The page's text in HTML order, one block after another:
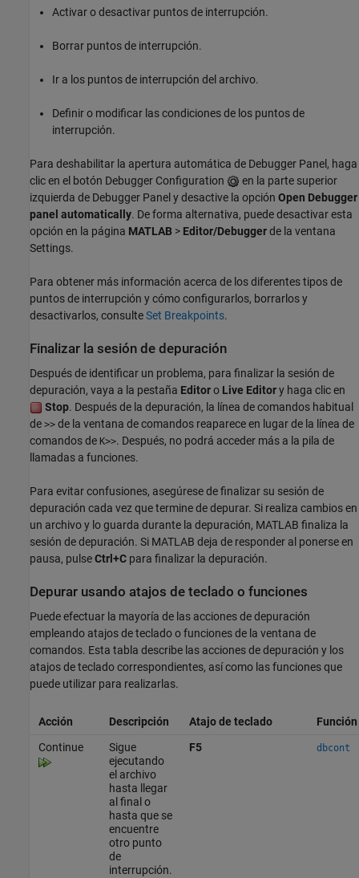
Activar o desactivar puntos de interrupción.
Borrar puntos de interrupción.
Ir a los puntos de interrupción del archivo.
Definir o modificar las condiciones de los puntos de
interrupción.
Para deshabilitar la apertura automática de Debugger Panel, haga
clic en el botón Debugger Configuration
en la parte superior
izquierda de Debugger Panel y desactive la opción Open Debugger
panel automatically. De forma alternativa, puede desactivar esta
opción en la página MATLAB > Editor/Debuggerde la ventana
Settings.
Para obtener más información acerca de los diferentes tipos de
puntos de interrupción y cómo configurarlos, borrarlos y
desactivarlos, consulteSet Breakpoints.
Finalizar la sesión de depuración
Después de identificar un problema, para finalizar la sesión de
depuración, vaya a la pestaña Editoro Live Editory haga clic en
Stop. Después de la depuración, la línea de comandos habitual
de >> de la ventana de comandos reaparece en lugar de la línea de
comandos de K>>. Después, no podrá acceder más a la pila de
llamadas a funciones.
Para evitar confusiones, asegúrese de finalizar su sesión de
depuración cada vez que termine de depurar. Si realiza cambios en
un archivo y lo guarda durante la depuración, MATLAB finaliza la
sesión de depuración. Si MATLAB deja de responder al ponerse en
pausa, pulseCtrl+C para finalizar la depuración.
Depurar usando atajos de teclado o funciones
Puede efectuar la mayoría de las acciones de depuración
empleando atajos de teclado o funciones de la ventana de
comandos. Esta tabla describe las acciones de depuración y los
atajos de teclado correspondientes, así como las funciones que
puede utilizar para realizarlas.
Acción Descripción Atajo de teclado
Función
Continue
Sigue
ejecutando
el archivo
hasta llegar
al final o
hasta que se
encuentre
otro punto
de
interrupción.
F5 dbcont